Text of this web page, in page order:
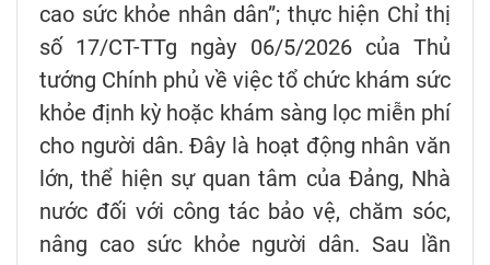
cao sức khỏe nhân dân”; thực hiện Chỉ thị
số 17/CT-TTg ngày 06/5/2026 của Thủ
tướng Chính phủ về việc tổ chức khám sức
khỏe định kỳ hoặc khám sàng lọc miễn phí
cho người dân. Đây là hoạt động nhân văn
lớn, thể hiện sự quan tâm của Đảng, Nhà
nước đối với công tác bảo vệ, chăm sóc,
nâng cao sức khỏe người dân. Sau lần